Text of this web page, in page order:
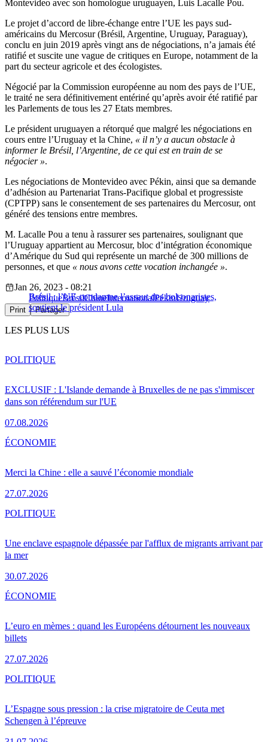
Montevideo avec son homologue uruguayen, Luis Lacalle Pou.
Le projet d’accord de libre-échange entre l’UE les pays sud-
américains du Mercosur (Brésil, Argentine, Uruguay, Paraguay),
conclu en juin 2019 après vingt ans de négociations, n’a jamais été
ratifié et suscite une vague de critiques en Europe, notamment de la
part du secteur agricole et des écologistes.
Négocié par la Commission européenne au nom des pays de l’UE,
le traité ne sera définitivement entériné qu’après avoir été ratifié par
les Parlements de tous les 27 Etats membres.
Le président uruguayen a rétorqué que malgré les négociations en
cours entre l’Uruguay et la Chine, « il n’y a aucun obstacle à
informer le Brésil, l’Argentine, de ce qui est en train de se
négocier ».
Les négociations de Montevideo avec Pékin, ainsi que sa demande
d’adhésion au Partenariat Trans-Pacifique global et progressiste
(CPTPP) sans le consentement de ses partenaires du Mercosur, ont
généré des tensions entre membres.
M. Lacalle Pou a tenu à rassurer ses partenaires, soulignant que
l’Uruguay appartient au Mercosur, bloc d’intégration économique
d’Amérique du Sud qui représente un marché de 300 millions de
personnes, et que « nous avons cette vocation inchangée ».
Brésil : l’UE condamne l’assaut des bolsonaristes,
soutient le président Lula
Jan 26, 2023 - 08:21
PolitiqueBrésilChineInternationalPékinUruguay
Print Partager
LES PLUS LUS
EXCLUSIF : L'Islande demande à Bruxelles de ne pas s'immiscer
dans son référendum sur l'UE
07.08.2026
POLITIQUE
Merci la Chine : elle a sauvé l’économie mondiale
27.07.2026
ÉCONOMIE
Une enclave espagnole dépassée par l'afflux de migrants arrivant par
la mer
30.07.2026
POLITIQUE
L’euro en mèmes : quand les Européens détournent les nouveaux
billets
27.07.2026
ÉCONOMIE
L’Espagne sous pression : la crise migratoire de Ceuta met
Schengen à l’épreuve
POLITIQUE